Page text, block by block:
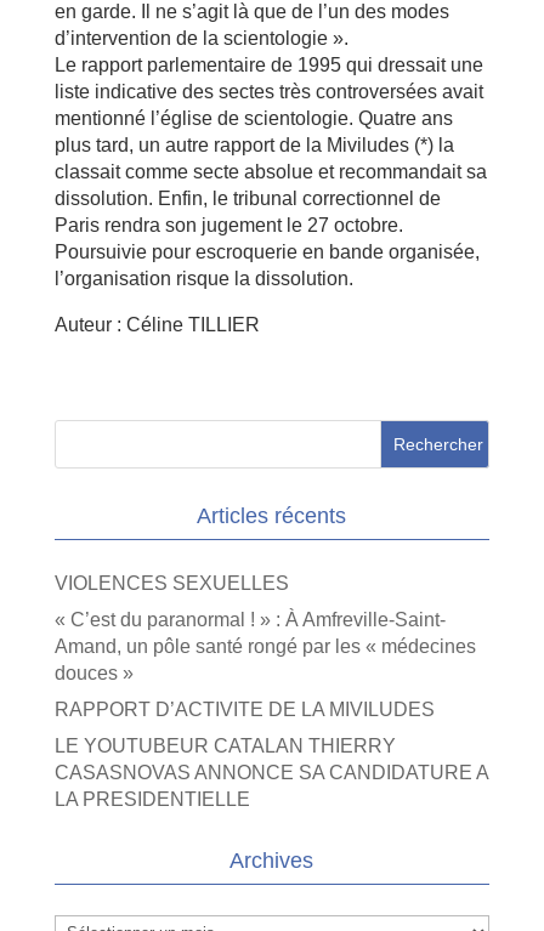
en garde. Il ne s’agit là que de l’un des modes
d’intervention de la scientologie ».
Le rapport parlementaire de 1995 qui dressait une
liste indicative des sectes très controversées avait
mentionné l’église de scientologie. Quatre ans
plus tard, un autre rapport de la Miviludes (*) la
classait comme secte absolue et recommandait sa
dissolution. Enfin, le tribunal correctionnel de
Paris rendra son jugement le 27 octobre.
Poursuivie pour escroquerie en bande organisée,
l’organisation risque la dissolution.
Auteur : Céline TILLIER
Articles récents
VIOLENCES SEXUELLES
« C’est du paranormal ! » : À Amfreville-Saint-
Amand, un pôle santé rongé par les « médecines
douces »
RAPPORT D’ACTIVITE DE LA MIVILUDES
LE YOUTUBEUR CATALAN THIERRY
CASASNOVAS ANNONCE SA CANDIDATURE A
LA PRESIDENTIELLE
Archives
Archives